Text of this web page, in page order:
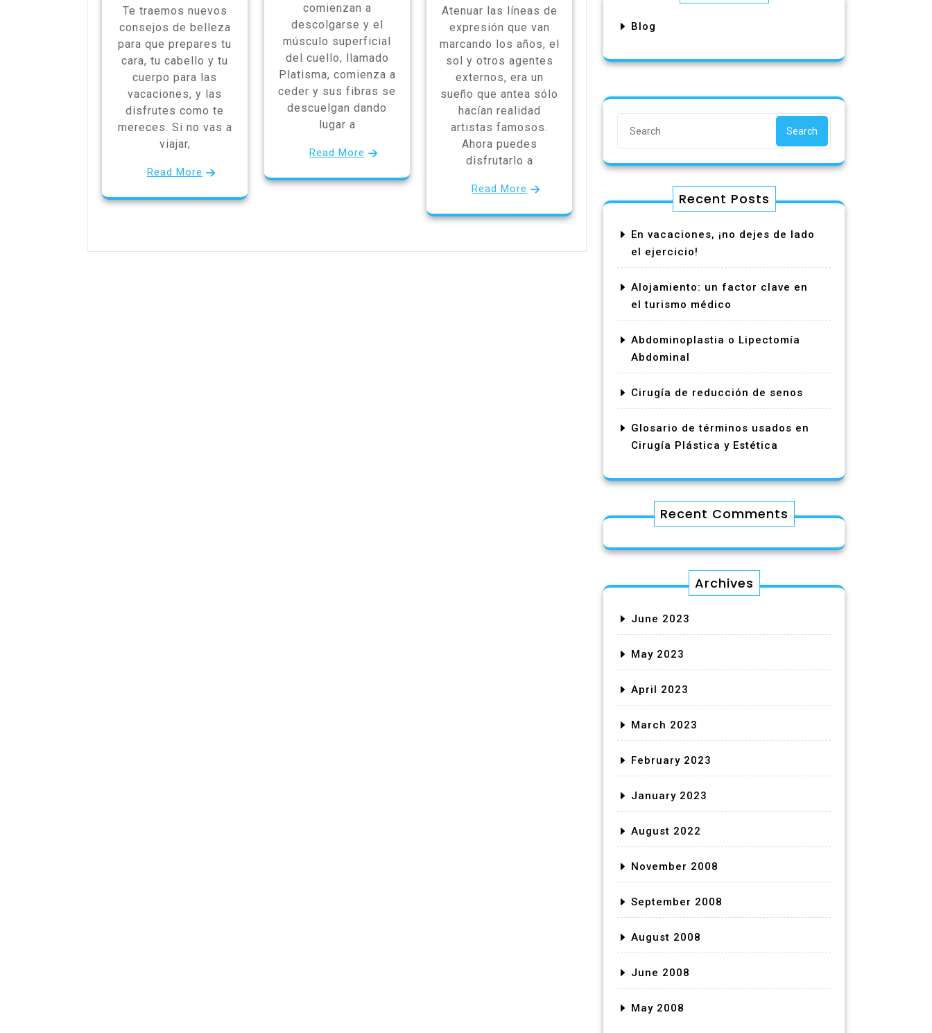
Te traemos nuevos
consejos de belleza
para que prepares tu
cara, tu cabello y tu
cuerpo para las
vacaciones, y las
disfrutes como te
mereces. Si no vas a
viajar,
Read More
comienzan a
descolgarse y el
músculo superficial
del cuello, llamado
Platisma, comienza a
ceder y sus fibras se
descuelgan dando
lugar a
Read More
Atenuar las líneas de
expresión que van
marcando los años, el
sol y otros agentes
externos, era un
sueño que antea sólo
hacían realidad
artistas famosos.
Ahora puedes
disfrutarlo a
Read More
Blog
Search
Recent Posts
En vacaciones, ¡no dejes de lado
el ejercicio!
Alojamiento: un factor clave en
el turismo médico
Abdominoplastia o Lipectomía
Abdominal
Cirugía de reducción de senos
Glosario de términos usados en
Cirugía Plástica y Estética
Recent Comments
Archives
June 2023
May 2023
April 2023
March 2023
February 2023
January 2023
August 2022
November 2008
September 2008
August 2008
June 2008
May 2008